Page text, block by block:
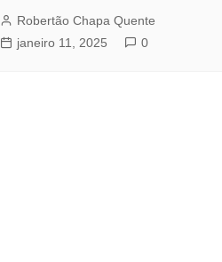
Robertão Chapa Quente
janeiro 11, 2025
0